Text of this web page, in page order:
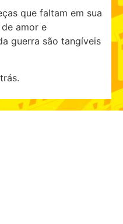
que faltam em sua
amor e
guerra são tangíveis